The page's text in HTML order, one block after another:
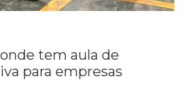
tem aula de
para empresas